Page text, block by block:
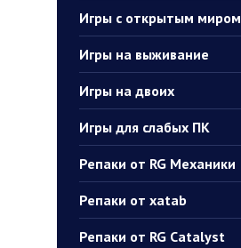
Игры с открытым миром
Игры на выживание
Игры на двоих
Игры для слабых ПК
Репаки от RG Механики
Репаки от xatab
Репаки от RG Catalyst